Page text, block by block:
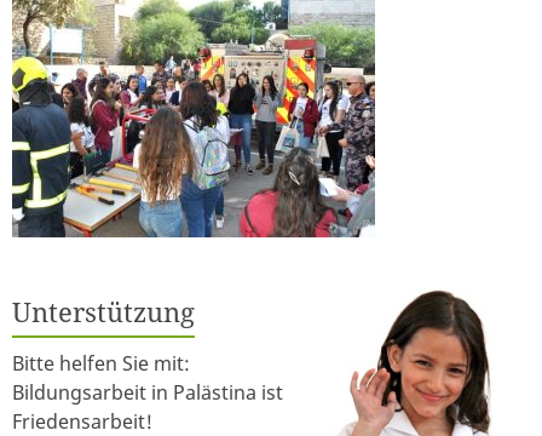
Unterstützung
Bitte helfen Sie mit:
Bildungsarbeit in Palästina ist
Friedensarbeit!